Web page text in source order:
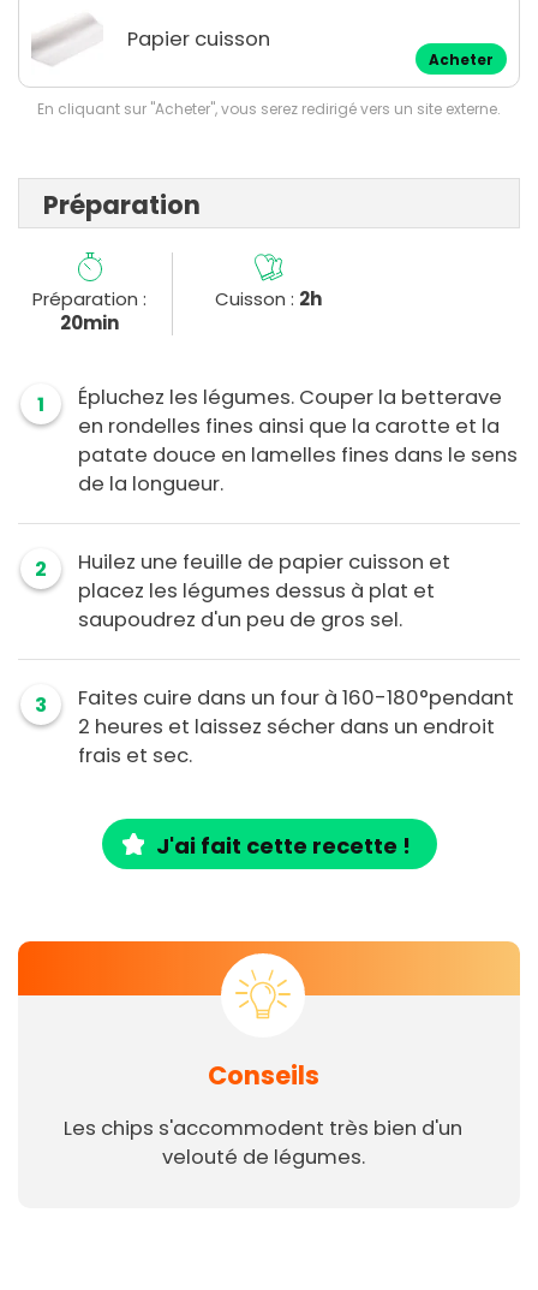
Papier cuisson
Acheter
En cliquant sur "Acheter", vous serez redirigé vers un site externe.
Préparation
Préparation :
20min
Cuisson : 2h
1
Épluchez les légumes. Couper la betterave
en rondelles fines ainsi que la carotte et la
patate douce en lamelles fines dans le sens
de la longueur.
2
Huilez une feuille de papier cuisson et
placez les légumes dessus à plat et
saupoudrez d'un peu de gros sel.
3
Faites cuire dans un four à 160-180°pendant
2 heures et laissez sécher dans un endroit
frais et sec.
J'ai fait cette recette !
Conseils
Les chips s'accommodent très bien d'un
velouté de légumes.